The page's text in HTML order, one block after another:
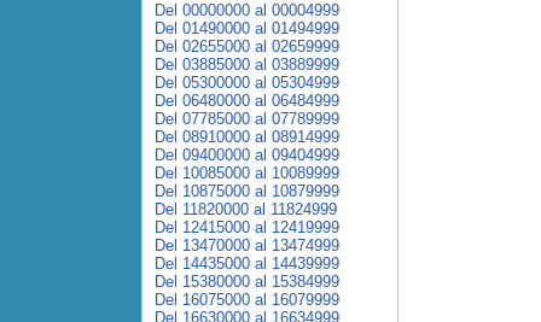
Del 00000000 al 00004999
Del 01490000 al 01494999
Del 02655000 al 02659999
Del 03885000 al 03889999
Del 05300000 al 05304999
Del 06480000 al 06484999
Del 07785000 al 07789999
Del 08910000 al 08914999
Del 09400000 al 09404999
Del 10085000 al 10089999
Del 10875000 al 10879999
Del 11820000 al 11824999
Del 12415000 al 12419999
Del 13470000 al 13474999
Del 14435000 al 14439999
Del 15380000 al 15384999
Del 16075000 al 16079999
Del 16630000 al 16634999